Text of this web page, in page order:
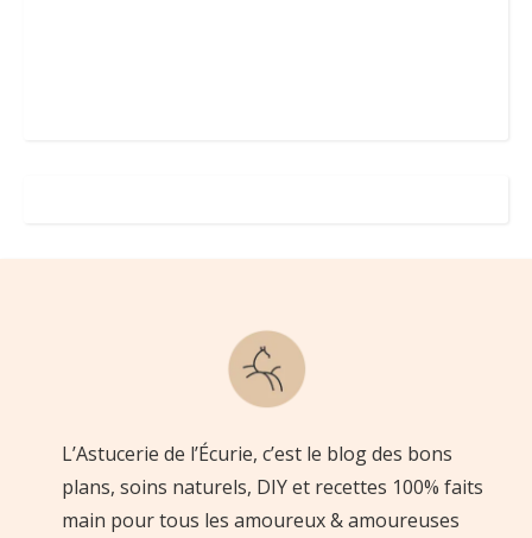
L’Astucerie de l’Écurie, c’est le blog des bons
plans, soins naturels, DIY et recettes 100% faits
main pour tous les amoureux & amoureuses